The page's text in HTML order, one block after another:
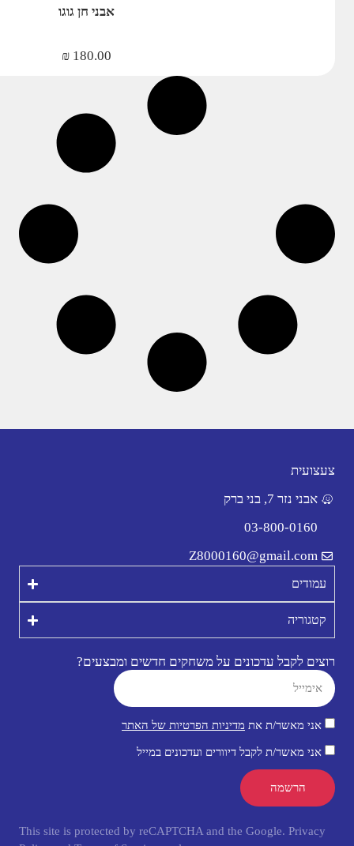
אבני חן גוגו
180.00
₪
צעצועית
אבני נזר 7, בני ברק
03-800-0160
Z8000160@gmail.com
עמודים
קטגוריה
רוצים לקבל עדכונים על משחקים חדשים ומבצעים?
אני מאשר/ת את מדיניות הפרטיות של האתר
אני מאשר/ת לקבל דיוורים ועדכונים במייל
הרשמה
This site is protected by reCAPTCHA and the Google. Privacy